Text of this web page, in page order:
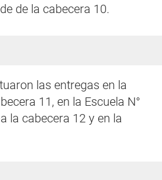
de la cabecera 10.
las entregas en la
11, en la Escuela N°
la cabecera 12 y en la